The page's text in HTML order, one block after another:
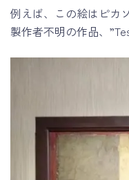
例えば、この絵はピカ
製作者不明の作品、